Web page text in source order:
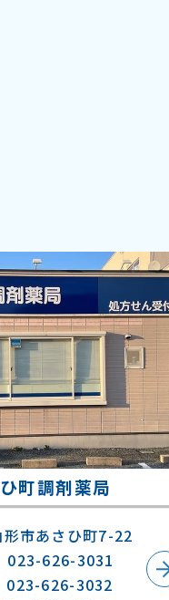
町調剤薬局
形市あさひ町7-22
626-3031
626-3032